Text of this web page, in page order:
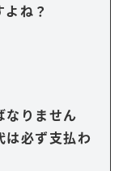
ね？
なりません
は必ず支払わ